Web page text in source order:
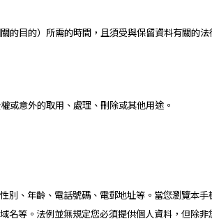
目的）所需的時間，且須受與保留資料有關的法
或意外的取用、處理、刪除或其他用途。
、年齡、電話號碼、電郵地址等。當您瀏覽本
等。法例並無規定您必須提供個人資料，但除